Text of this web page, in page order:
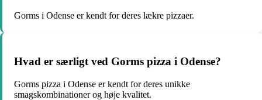
Gorms i Odense er kendt for deres lækre pizzaer.
Hvad er særligt ved Gorms pizza i Odense?
Gorms pizza i Odense er kendt for deres unikke
smagskombinationer og høje kvalitet.